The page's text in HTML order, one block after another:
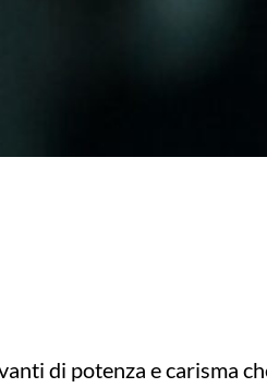
di potenza e carisma